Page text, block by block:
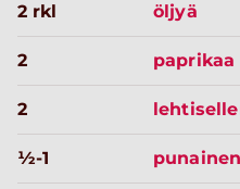
2 rkl öljyä
2 paprikaa
2
½-1